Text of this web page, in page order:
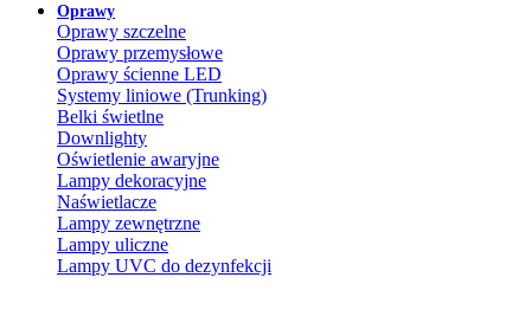
Oprawy
Oprawy szczelne
Oprawy przemysłowe
Oprawy ścienne LED
Systemy liniowe (Trunking)
Belki świetlne
Downlighty
Oświetlenie awaryjne
Lampy dekoracyjne
Naświetlacze
Lampy zewnętrzne
Lampy uliczne
Lampy UVC do dezynfekcji